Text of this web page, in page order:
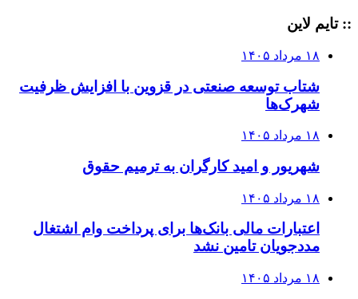
:: تایم لاین
۱۸ مرداد ۱۴۰۵
شتاب توسعه صنعتی در قزوین با افزایش ظرفیت
شهرک‌ها
۱۸ مرداد ۱۴۰۵
شهریور و امید کارگران به ترمیم حقوق
۱۸ مرداد ۱۴۰۵
اعتبارات مالی بانک‌ها برای پرداخت وام اشتغال
مددجویان تامین نشد
۱۸ مرداد ۱۴۰۵